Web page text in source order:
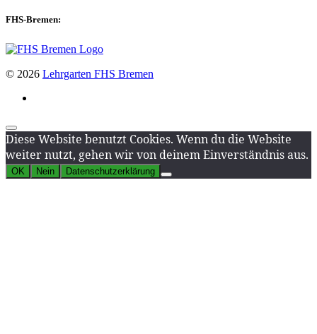
FHS-Bremen:
© 2026 Lehrgarten FHS Bremen
Diese Website benutzt Cookies. Wenn du die Website
weiter nutzt, gehen wir von deinem Einverständnis aus.
OK Nein Datenschutzerklärung